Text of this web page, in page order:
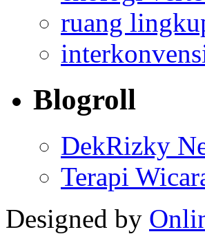
ruang
Blogroll
DekRizky
Terapi
Designed by